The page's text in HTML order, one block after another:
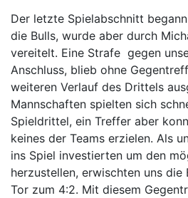
Der letzte Spielabschnitt
die Bulls, wurde aber durch
vereitelt. Eine Strafe gegen
Anschluss, blieb ohne
weiteren Verlauf des Drittels
Mannschaften spielten sich
Spieldrittel, ein Treffer aber
keines der Teams erzielen. Als
ins Spiel investierten um den
herzustellen, erwischten uns die
Tor zum 4:2. Mit diesem